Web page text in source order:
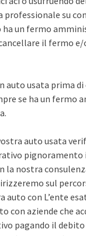
professionale su
un fermo
il fermo e/
auto usata prima di
se ha un fermo
auto usata
pignoramento
la nostra
sul
auto con L’ente
con aziende che
pagando il debito